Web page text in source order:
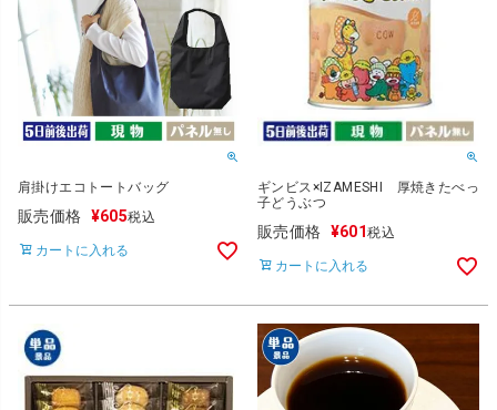
肩掛けエコトートバッグ
販売価格 ¥605税込
カートに入れる
ギンビス×IZAMESHI 厚焼きたべっ
子どうぶつ
販売価格 ¥601税込
カートに入れる